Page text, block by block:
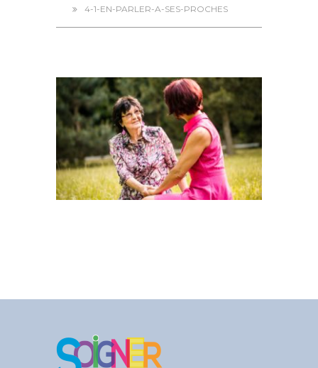
4-1-EN-PARLER-A-SES-PROCHES